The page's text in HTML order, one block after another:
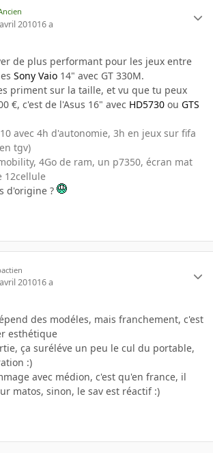
201016 a
de plus performant pour les jeux entre
Sony Vaio 14" avec GT 330M.
priment sur la taille, et vu que tu peux
€, c'est de l'Asus 16" avec HD5730 ou GTS
avec 4h d'autonomie, 3h en jeux sur fifa
tgv)
4Go de ram, un p7350, écran mat
12cellule
d'origine ?
201016 a
des modéles, mais franchement, c'est
esthétique
ça suréléve un peu le cul du portable,
:)
avec médion, c'est qu'en france, il
matos, sinon, le sav est réactif :)